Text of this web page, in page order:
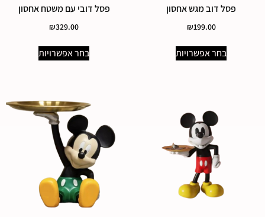
פסל דוב מגש אחסון
₪199.00
בחר אפשרויות
פסל דובי עם משטח אחסון
₪329.00
בחר אפשרויות